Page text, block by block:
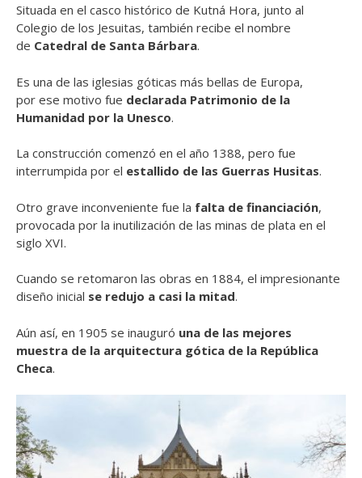
Situada en el casco histórico de Kutná Hora, junto al
Colegio de los Jesuitas, también recibe el nombre
de Catedral de Santa Bárbara.
Es una de las iglesias góticas más bellas de Europa,
por ese motivo fue declarada Patrimonio de la
Humanidad por la Unesco.
La construcción comenzó en el año 1388, pero fue
interrumpida por el estallido de las Guerras Husitas.
Otro grave inconveniente fue la falta de financiación,
provocada por la inutilización de las minas de plata en el
siglo XVI.
Cuando se retomaron las obras en 1884, el impresionante
diseño inicial se redujo a casi la mitad.
Aún así, en 1905 se inauguró una de las mejores
muestra de la arquitectura gótica de la República
Checa.